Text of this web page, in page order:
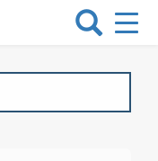
選
換